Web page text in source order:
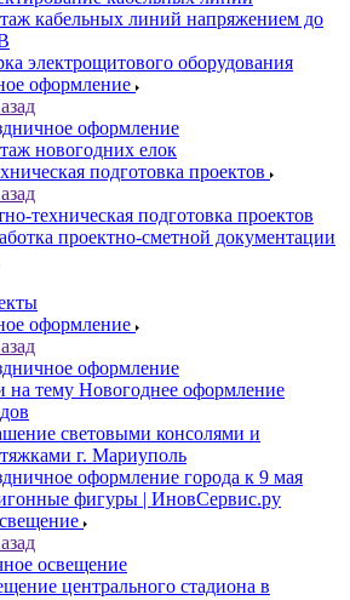
кабельных линий напряжением до
электрощитового оборудования
оформление
оформление
новогодних елок
подготовка проектов
техническая подготовка проектов
проектно-сметной документации
оформление
оформление
на тему Новогоднее оформление
световыми консолями и
г. Мариуполь
оформление города к 9 мая
фигуры | ИновСервис.ру
освещение
центрального стадиона в